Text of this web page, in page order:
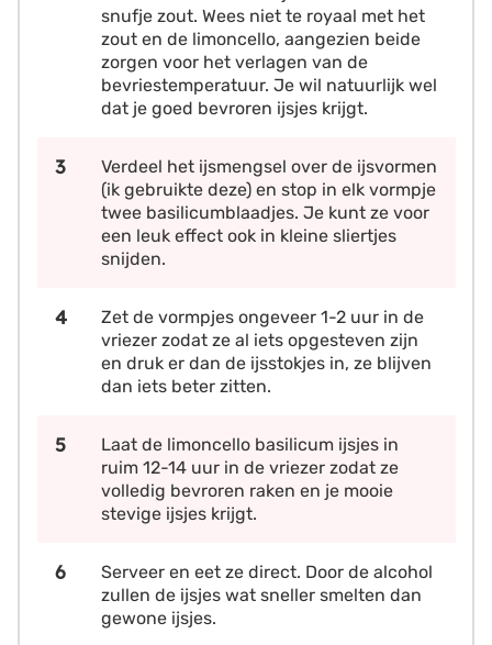
snufje zout. Wees niet te royaal met het
zout en de limoncello, aangezien beide
zorgen voor het verlagen van de
bevriestemperatuur. Je wil natuurlijk wel
dat je goed bevroren ijsjes krijgt.
Verdeel het ijsmengsel over de ijsvormen
(ik gebruikte deze) en stop in elk vormpje
twee basilicumblaadjes. Je kunt ze voor
een leuk effect ook in kleine sliertjes
snijden.
Zet de vormpjes ongeveer 1-2 uur in de
vriezer zodat ze al iets opgesteven zijn
en druk er dan de ijsstokjes in, ze blijven
dan iets beter zitten.
Laat de limoncello basilicum ijsjes in
ruim 12-14 uur in de vriezer zodat ze
volledig bevroren raken en je mooie
stevige ijsjes krijgt.
Serveer en eet ze direct. Door de alcohol
zullen de ijsjes wat sneller smelten dan
gewone ijsjes.